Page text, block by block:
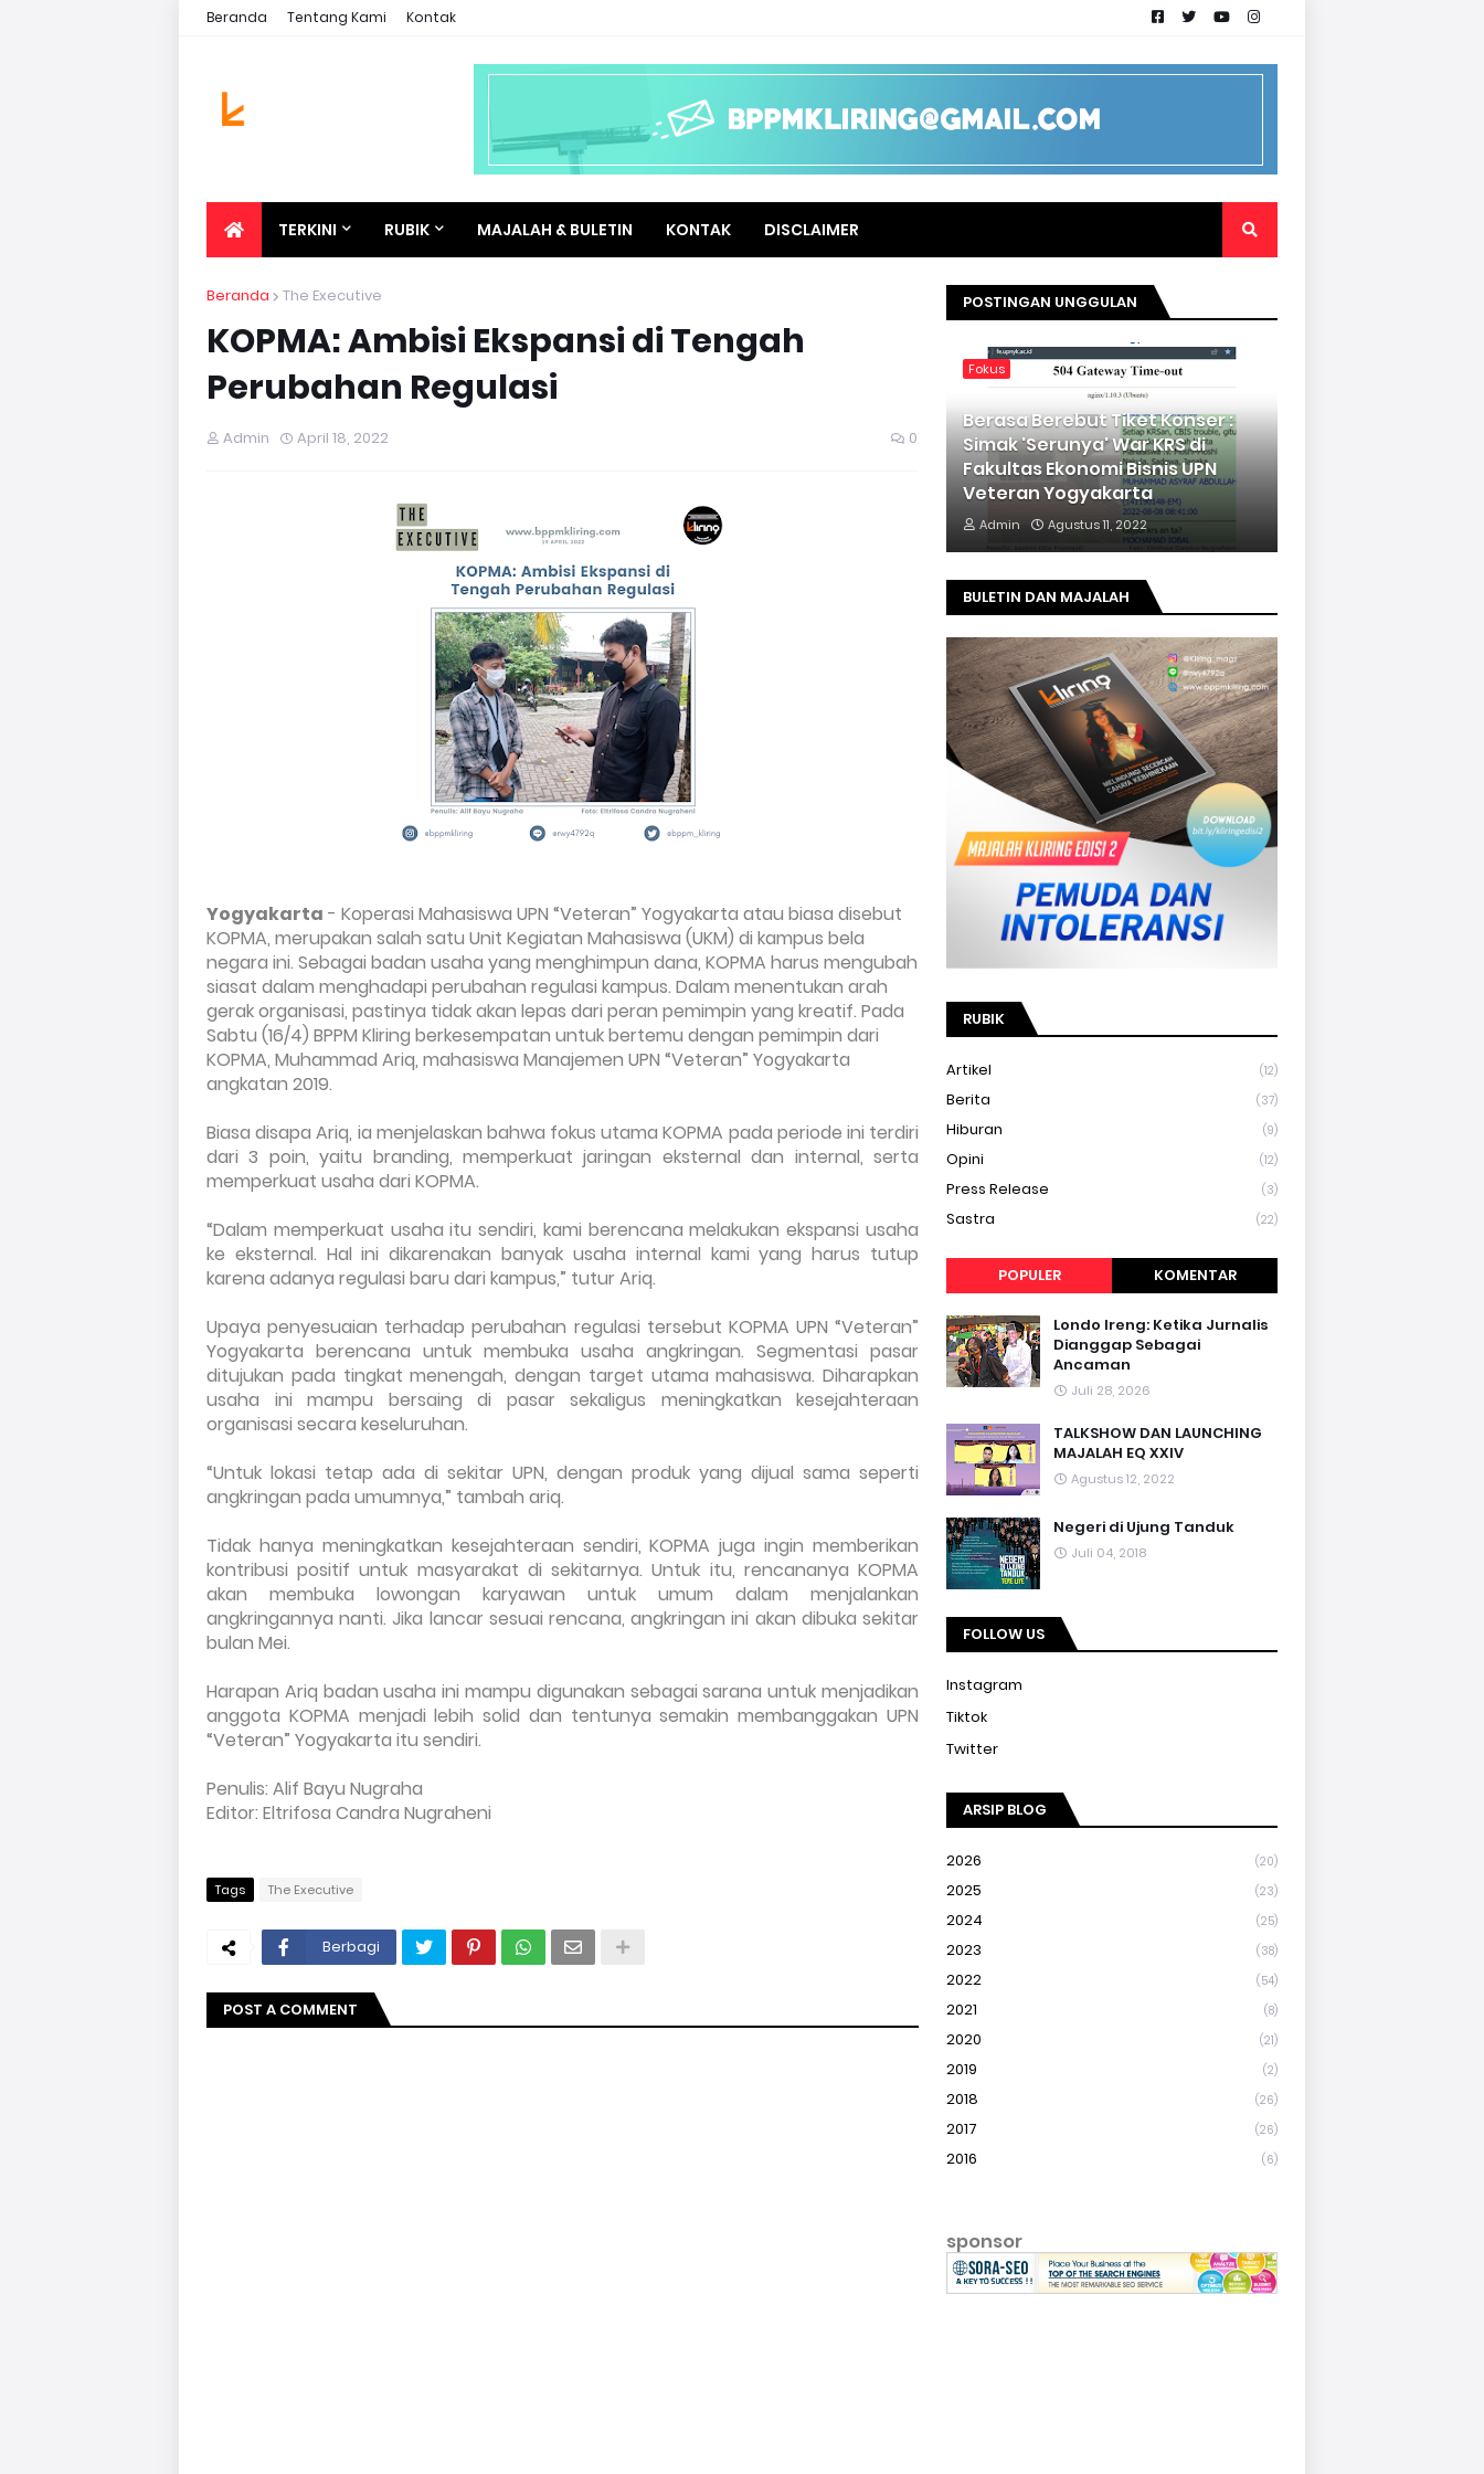
Beranda Tentang Kami Kontak
TERKINI RUBIK MAJALAH & BULETIN KONTAK DISCLAIMER
Beranda The Executive
KOPMA: Ambisi Ekspansi di Tengah
Perubahan Regulasi
Admin April 18, 2022 0
Yogyakarta - Koperasi Mahasiswa UPN “Veteran” Yogyakarta atau biasa disebut
KOPMA, merupakan salah satu Unit Kegiatan Mahasiswa (UKM) di kampus bela
negara ini. Sebagai badan usaha yang menghimpun dana, KOPMA harus mengubah
siasat dalam menghadapi perubahan regulasi kampus. Dalam menentukan arah
gerak organisasi, pastinya tidak akan lepas dari peran pemimpin yang kreatif. Pada
Sabtu (16/4) BPPM Kliring berkesempatan untuk bertemu dengan pemimpin dari
KOPMA, Muhammad Ariq, mahasiswa Manajemen UPN “Veteran” Yogyakarta
angkatan 2019.
Biasa disapa Ariq, ia menjelaskan bahwa fokus utama KOPMA pada periode ini terdiri
dari 3 poin, yaitu branding, memperkuat jaringan eksternal dan internal, serta
memperkuat usaha dari KOPMA.
“Dalam memperkuat usaha itu sendiri, kami berencana melakukan ekspansi usaha
ke eksternal. Hal ini dikarenakan banyak usaha internal kami yang harus tutup
karena adanya regulasi baru dari kampus,” tutur Ariq.
Upaya penyesuaian terhadap perubahan regulasi tersebut KOPMA UPN “Veteran”
Yogyakarta berencana untuk membuka usaha angkringan. Segmentasi pasar
ditujukan pada tingkat menengah, dengan target utama mahasiswa. Diharapkan
usaha ini mampu bersaing di pasar sekaligus meningkatkan kesejahteraan
organisasi secara keseluruhan.
“Untuk lokasi tetap ada di sekitar UPN, dengan produk yang dijual sama seperti
angkringan pada umumnya,” tambah ariq.
Tidak hanya meningkatkan kesejahteraan sendiri, KOPMA juga ingin memberikan
kontribusi positif untuk masyarakat di sekitarnya. Untuk itu, rencananya KOPMA
akan membuka lowongan karyawan untuk umum dalam menjalankan
angkringannya nanti. Jika lancar sesuai rencana, angkringan ini akan dibuka sekitar
bulan Mei.
Harapan Ariq badan usaha ini mampu digunakan sebagai sarana untuk menjadikan
anggota KOPMA menjadi lebih solid dan tentunya semakin membanggakan UPN
“Veteran” Yogyakarta itu sendiri.
Penulis: Alif Bayu Nugraha
Editor: Eltrifosa Candra Nugraheni
Tags The Executive
Berbagi
POST A COMMENT
POSTINGAN UNGGULAN
Fokus
Berasa Berebut Tiket Konser :
Simak 'Serunya' War KRS di
Fakultas Ekonomi Bisnis UPN
Veteran Yogyakarta
Admin Agustus 11, 2022
BULETIN DAN MAJALAH
RUBIK
Artikel (12)
Berita (37)
Hiburan (9)
Opini (12)
Press Release (3)
Sastra (22)
POPULER KOMENTAR
Londo Ireng: Ketika Jurnalis
Dianggap Sebagai
Ancaman
Juli 28, 2026
TALKSHOW DAN LAUNCHING
MAJALAH EQ XXIV
Agustus 12, 2022
Negeri di Ujung Tanduk
Juli 04, 2018
FOLLOW US
Instagram
Tiktok
Twitter
ARSIP BLOG
2026 (20)
2025 (23)
2024 (25)
2023 (38)
2022 (54)
2021 (8)
2020 (21)
2019 (2)
2018 (26)
2017 (26)
2016 (6)
sponsor